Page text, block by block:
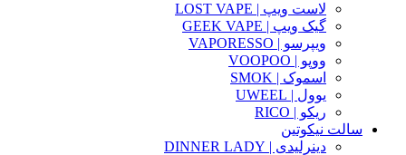
لاست ویپ | LOST VAPE
گیک ویپ | GEEK VAPE
ویپرسو | VAPORESSO
ووپو | VOOPOO
اسموک | SMOK
یوول | UWEEL
ریکو | RICO
سالت نیکوتین
دینرلیدی | DINNER LADY